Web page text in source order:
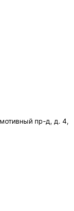
пр-д, д. 4,